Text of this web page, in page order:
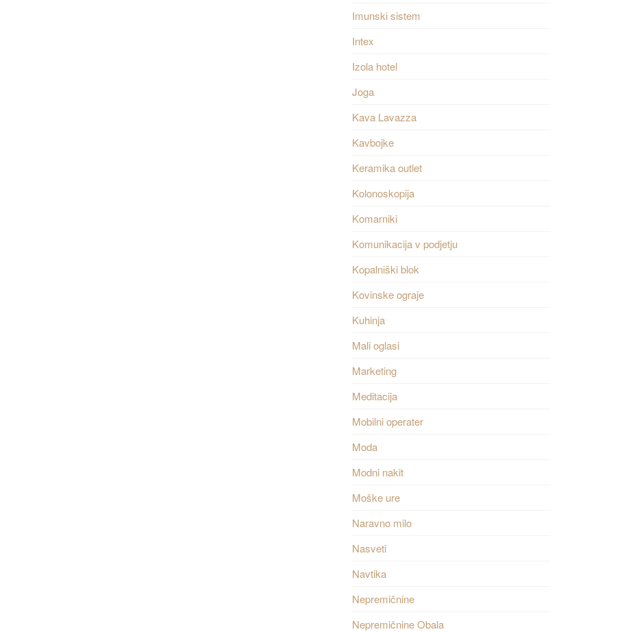
Imunski sistem
Intex
Izola hotel
Joga
Kava Lavazza
Kavbojke
Keramika outlet
Kolonoskopija
Komarniki
Komunikacija v podjetju
Kopalniški blok
Kovinske ograje
Kuhinja
Mali oglasi
Marketing
Meditacija
Mobilni operater
Moda
Modni nakit
Moške ure
Naravno milo
Nasveti
Navtika
Nepremičnine
Nepremičnine Obala